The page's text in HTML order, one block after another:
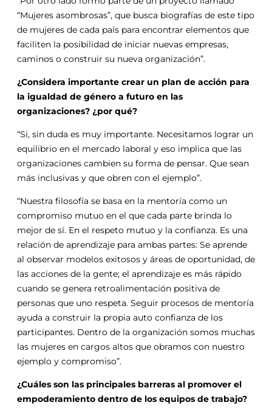
“Mujeres asombrosas”, que busca biografías de este tipo
de mujeres de cada país para encontrar elementos que
faciliten la posibilidad de iniciar nuevas empresas,
caminos o construir su nueva organización”.
¿Considera importante crear un plan de acción para
la igualdad de género a futuro en las
organizaciones? ¿por qué?
“Si, sin duda es muy importante. Necesitamos lograr un
equilibrio en el mercado laboral y eso implica que las
organizaciones cambien su forma de pensar. Que sean
más inclusivas y que obren con el ejemplo”.
“Nuestra filosofía se basa en la mentoría como un
compromiso mutuo en el que cada parte brinda lo
mejor de sí. En el respeto mutuo y la confianza. Es una
relación de aprendizaje para ambas partes: Se aprende
al observar modelos exitosos y áreas de oportunidad, de
las acciones de la gente; el aprendizaje es más rápido
cuando se genera retroalimentación positiva de
personas que uno respeta. Seguir procesos de mentoría
ayuda a construir la propia auto confianza de los
participantes. Dentro de la organización somos muchas
las mujeres en cargos altos que obramos con nuestro
ejemplo y compromiso”.
¿Cuáles son las principales barreras al promover el
empoderamiento dentro de los equipos de trabajo?